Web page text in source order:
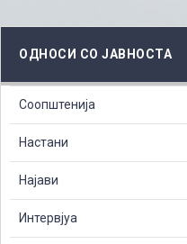
ОДНОСИ СО ЈАВНОСТА
Соопштенија
Настани
Најави
Интервјуа